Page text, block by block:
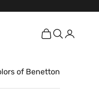
כניסהחיפושעגלת קניות
of Benetton